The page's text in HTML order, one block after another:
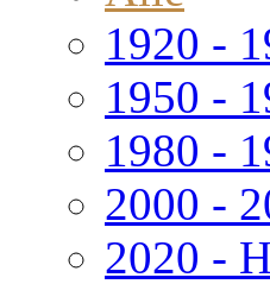
1920 -
1950 -
1980 -
2000 -
2020 -